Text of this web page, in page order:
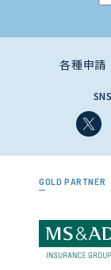
各種申請
GOLD PARTNER